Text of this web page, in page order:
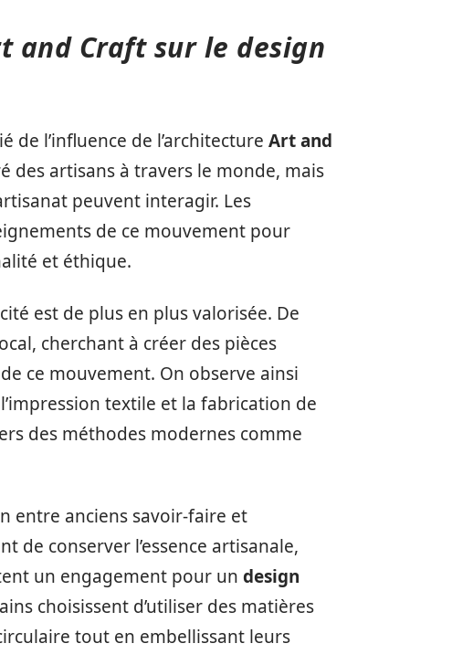
and Craft sur le design
l’influence de l’architecture Art and
des artisans à travers le monde, mais
peuvent interagir. Les
de ce mouvement pour
et éthique.
est de plus en plus valorisée. De
cherchant à créer des pièces
ce mouvement. On observe ainsi
textile et la fabrication de
des méthodes modernes comme
entre anciens savoir-faire et
de conserver l’essence artisanale,
un engagement pour un design
choisissent d’utiliser des matières
tout en embellissant leurs